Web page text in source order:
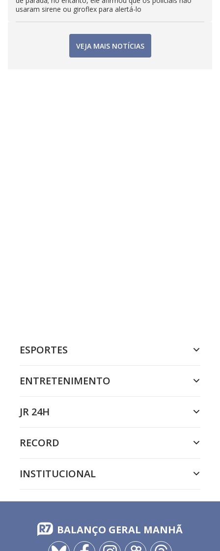
usaram sirene ou giroflex para alertá-lo
VEJA MAIS NOTÍCIAS
ESPORTES
ENTRETENIMENTO
JR 24H
RECORD
INSTITUCIONAL
BALANÇO GERAL MANHÃ